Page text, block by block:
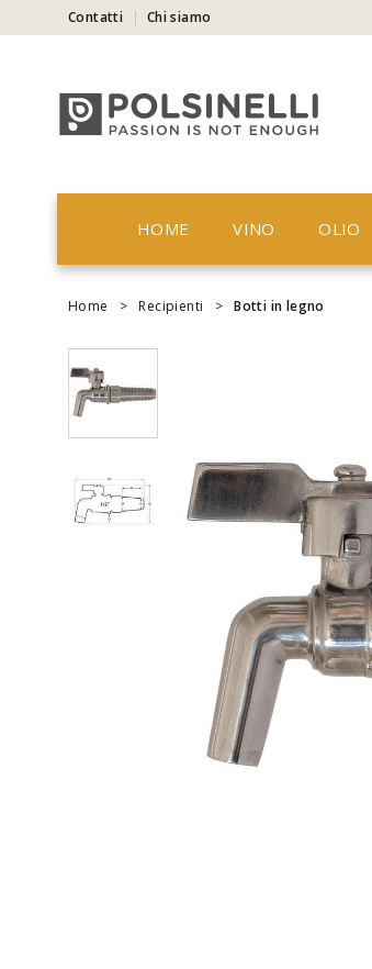
Contatti Chi siamo
HOME VINO OLIO
Home > Recipienti > Botti in legno